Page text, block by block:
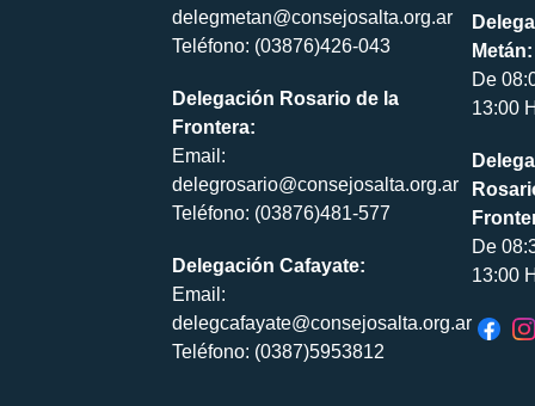
delegmetan@consejosalta.org.ar
Teléfono: (03876)426-043
Delegación Rosario de la
Frontera:
Email:
delegrosario@consejosalta.org.ar
Teléfono: (03876)481-577
Delegación Cafayate:
Email:
delegcafayate@consejosalta.org.ar
Teléfono: (0387)5953812
Metán:
De
13:00
De
13:00